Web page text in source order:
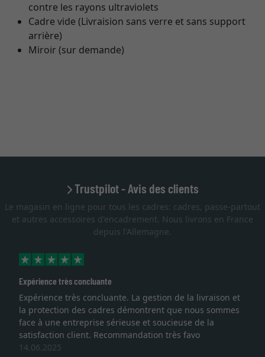
contre les rayons ultraviolets
Cadre vide (Livraision sans verre et sans support
arrière)
Miroir (sur demande)
Trustpilot - Avis des clients
Le magasin en ligne pour tous les cadres: cadres, passe-partout
et autres accessoires d'encadrement. Nous livrons en France
depuis l'Allemagne.
Expérience très concluante
Expérience très concluante. La gestion de la livraison et
la protection des cadres démontrent que nous sommes
face à une entreprise sérieuse et soucieuse de la
satisfaction client. Recommandation très favo
14.06.2025